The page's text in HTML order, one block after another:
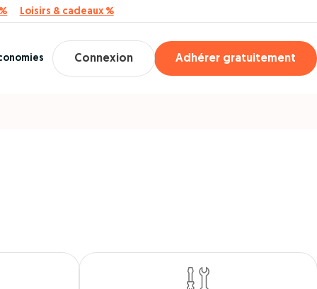
Loisirs & cadeaux %
Connexion Adhérer gratuitement